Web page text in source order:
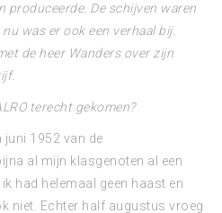
produceerde. De schijven waren
was er ook een verhaal bij.
de heer Wanders over zijn
terecht gekomen?
juni 1952 van de
al mijn klasgenoten al een
had helemaal geen haast en
niet. Echter half augustus vroeg